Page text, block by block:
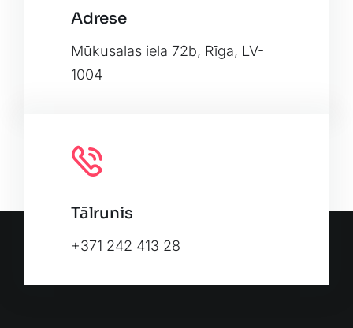
OpenStreetMap, under ODbL.
Adrese
Mūkusalas iela 72b, Rīga, LV-
1004
Tālrunis
+371 242 413 28